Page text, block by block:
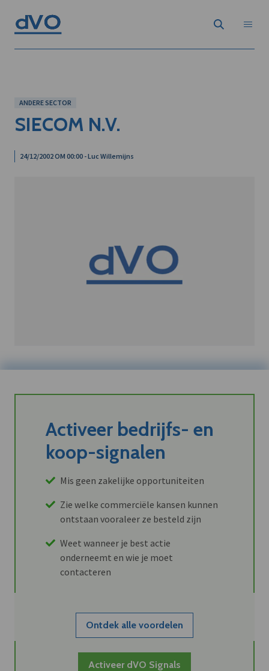
ANDERE SECTOR
SIECOM N.V.
24/12/2002 OM 00:00 - Luc Willemijns
Activeer bedrijfs- en
koop-signalen
Mis geen zakelijke opportuniteiten
Zie welke commerciële kansen kunnen
ontstaan vooraleer ze besteld zijn
Weet wanneer je best actie
onderneemt en wie je moet
contacteren
Ontdek alle voordelen
Activeer dVO Signals